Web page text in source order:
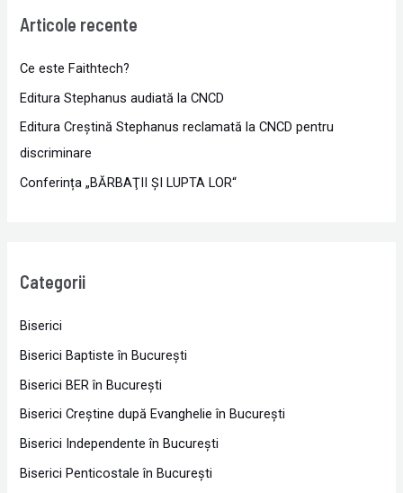
Articole recente
Ce este Faithtech?
Editura Stephanus audiată la CNCD
Editura Creștină Stephanus reclamată la CNCD pentru
discriminare
Conferința „BĂRBAŢII ŞI LUPTA LOR“
Categorii
Biserici
Biserici Baptiste în Bucureşti
Biserici BER în Bucureşti
Biserici Creştine după Evanghelie în Bucureşti
Biserici Independente în Bucureşti
Biserici Penticostale în Bucureşti